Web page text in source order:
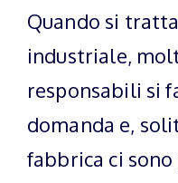
Quando si
industriale,
responsabili si
domanda e,
fabbrica ci sono